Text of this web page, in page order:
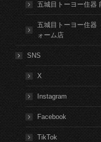
五城目トーヨー住器
五城目トーヨー住器
ォーム店
SNS
X
Instagram
Facebook
TikTok